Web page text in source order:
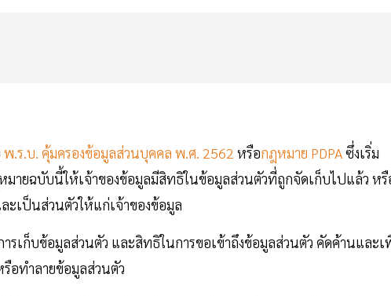
พ.ร.บ. คุ้มครองข้อมูลส่วนบุคคล พ.ศ. 2562 หรือกฎหมาย PDPAซึ่งเริ่ม
มายฉบับนี้ให้เจ้าของข้อมูลมีสิทธิในข้อมูลส่วนตัวที่ถูกจัดเก็บไปแล้ว ห
ะเป็นส่วนตัวให้แก่เจ้าของข้อมูล
เก็บข้อมูลส่วนตัว และสิทธิในการขอเข้าถึงข้อมูลส่วนตัว คัดค้านและเ
อทำลายข้อมูลส่วนตัว